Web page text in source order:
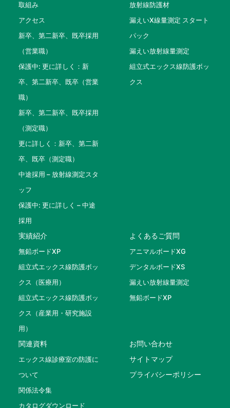
取組み
アクセス
新卒、第二新卒、既卒採用
（営業職）
保護中: 更に詳しく：新
卒、第二新卒、既卒（営業
職）
新卒、第二新卒、既卒採用
（測定職）
更に詳しく：新卒、第二新
卒、既卒（測定職）
中途採用 – 放射線測定スタ
ッフ
保護中: 更に詳しく – 中途
採用
放射線防護材
漏えいX線量測定 スタート
パック
漏えい放射線量測定
組立式エックス線防護ボッ
クス
実績紹介
無鉛ボードXP
組立式エックス線防護ボッ
クス（医療用）
組立式エックス線防護ボッ
クス（産業用・研究施設
用）
よくあるご質問
アニマルボードXG
デンタルボードXS
漏えい放射線量測定
無鉛ボードXP
関連資料
エックス線診療室の防護に
ついて
関係法令集
カタログダウンロード
お問い合わせ
サイトマップ
プライバシーポリシー